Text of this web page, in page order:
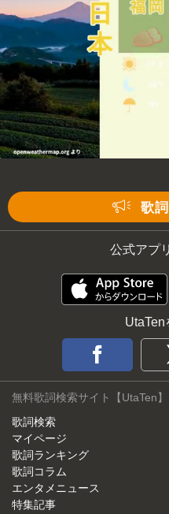
歌
公式アプ
UtaTen
無料歌詞検索サイト【UtaTen】
歌詞検索
マイページ
歌詞ランキング
歌詞コラム
エンタメニュース
特集記事